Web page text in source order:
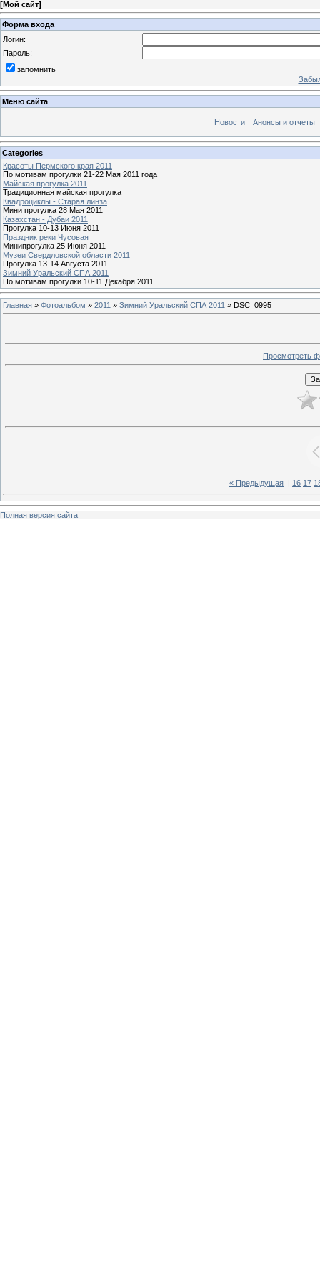
[Мой сайт]
Форма входа
Логин:
Пароль:
запомнить
Меню сайта
Новости Анонсы и отчеты
Categories
Красоты Пермского края 2011
По мотивам прогулки 21-22 Мая 2011 года
Майская прогулка 2011
Традиционная майская прогулка
Квадроциклы - Старая линза
Мини прогулка 28 Мая 2011
Казахстан - Дубаи 2011
Прогулка 10-13 Июня 2011
Праздник реки Чусовая
Минипрогулка 25 Июня 2011
Музеи Свердловской области 2011
Прогулка 13-14 Августа 2011
Зимний Уральский СПА 2011
По мотивам прогулки 10-11 Декабря 2011
Главная » Фотоальбом » 2011 » Зимний Уральский СПА 2011 » DSC_0995
Просмотреть
« Предыдущая 16 17
Полная версия сайта